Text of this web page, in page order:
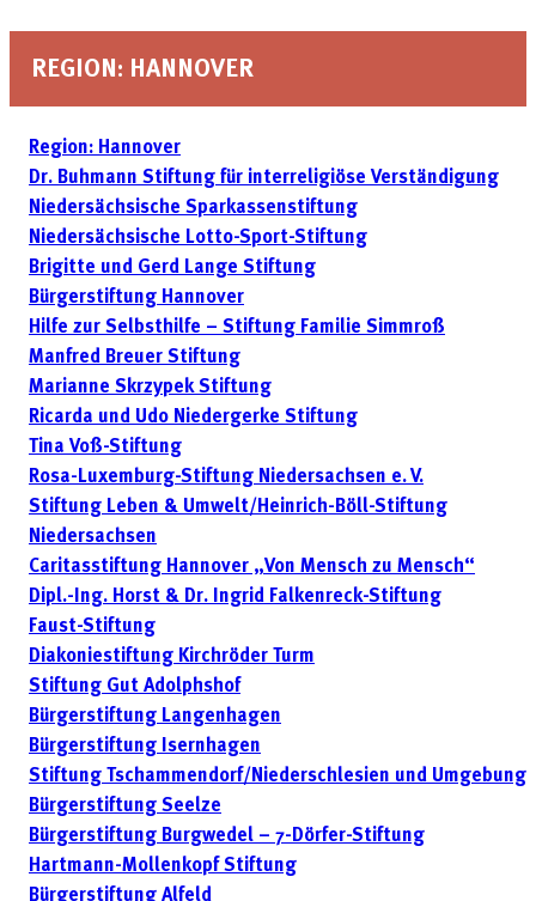
REGION: HANNOVER
Region: Hannover
Dr. Buhmann Stiftung für interreligiöse Verständigung
Niedersächsische Sparkassenstiftung
Niedersächsische Lotto-Sport-Stiftung
Brigitte und Gerd Lange Stiftung
Bürgerstiftung Hannover
Hilfe zur Selbsthilfe – Stiftung Familie Simmroß
Manfred Breuer Stiftung
Marianne Skrzypek Stiftung
Ricarda und Udo Niedergerke Stiftung
Tina Voß-Stiftung
Rosa-Luxemburg-Stiftung Niedersachsen e. V.
Stiftung Leben & Umwelt/Heinrich-Böll-Stiftung
Niedersachsen
Caritasstiftung Hannover „Von Mensch zu Mensch“
Dipl.-Ing. Horst & Dr. Ingrid Falkenreck-Stiftung
Faust-Stiftung
Diakoniestiftung Kirchröder Turm
Stiftung Gut Adolphshof
Bürgerstiftung Langenhagen
Bürgerstiftung Isernhagen
Stiftung Tschammendorf/Niederschlesien und Umgebung
Bürgerstiftung Seelze
Bürgerstiftung Burgwedel – 7-Dörfer-Stiftung
Hartmann-Mollenkopf Stiftung
Bürgerstiftung Alfeld